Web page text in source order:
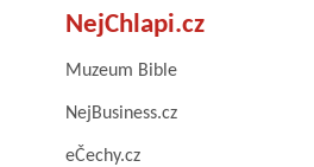
NejChlapi.cz
Muzeum Bible
NejBusiness.cz
eČechy.cz